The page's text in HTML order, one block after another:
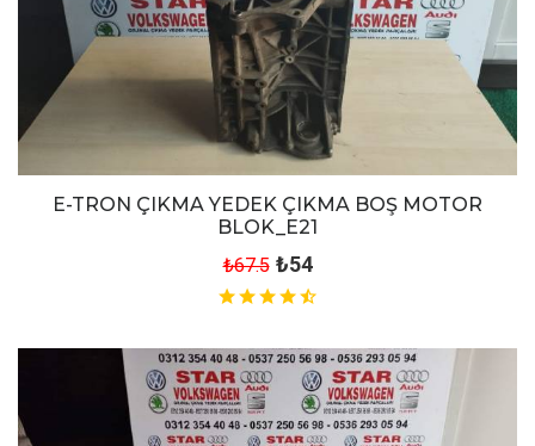
E-TRON ÇIKMA YEDEK ÇIKMA BOŞ MOTOR
BLOK_E21
₺67.5 ₺54